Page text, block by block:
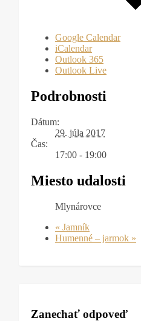
Google Calendar
iCalendar
Outlook 365
Outlook Live
Podrobnosti
Dátum:
29. júla 2017
Čas:
17:00 - 19:00
Miesto udalosti
Mlynárovce
« Jamník
Humenné – jarmok »
Zanechať odpoveď